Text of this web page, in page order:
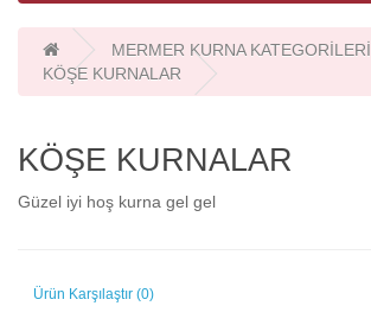
MERMER KURNA KATEGORİLERİ
KÖŞE KURNALAR
KÖŞE KURNALAR
Güzel iyi hoş kurna gel gel
Ürün Karşılaştır (0)